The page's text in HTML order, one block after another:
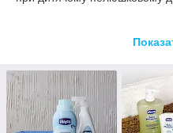
засобів, які створюються із
кількість консервантів лише
ароматичні складові не
та купання виготовлені без
своєму рахунку величезну